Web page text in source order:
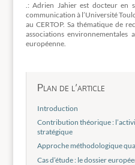
.: Adrien Jahier est docteur en
communication à l’Université
au CERTOP. Sa thématique de
associations environnementales
européenne.
Plan de l’article
Introduction
Contribution théorique :
stratégique
Approche méthodologique
Cas d’étude : le dossier